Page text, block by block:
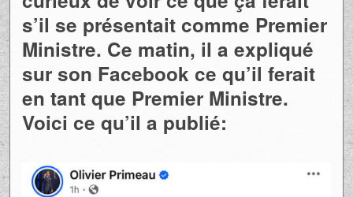
curieux de voir ce que ça ferait
s’il se présentait comme Premier
Ministre. Ce matin, il a expliqué
sur son Facebook ce qu’il ferait
en tant que Premier Ministre.
Voici ce qu’il a publié: